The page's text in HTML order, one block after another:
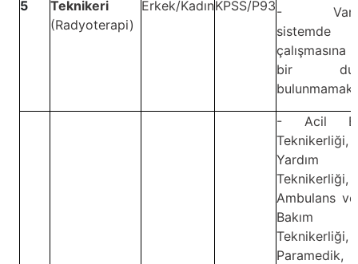
5
Teknikeri
(Radyoterapi)
Erkek/KadınKPSS/P93-
sistemde
çalışmasına
bir
bulunmamak.
- Acil
Yardım
Teknikerliği,
Ambulans
Bakım
Teknikerliği,